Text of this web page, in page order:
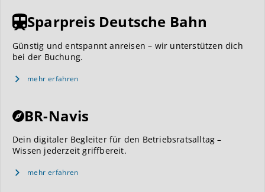
Sparpreis Deutsche Bahn
Günstig und entspannt anreisen – wir unterstützen dich
bei der Buchung.
mehr erfahren
BR-Navis
Dein digitaler Begleiter für den Betriebsratsalltag –
Wissen jederzeit griffbereit.
mehr erfahren